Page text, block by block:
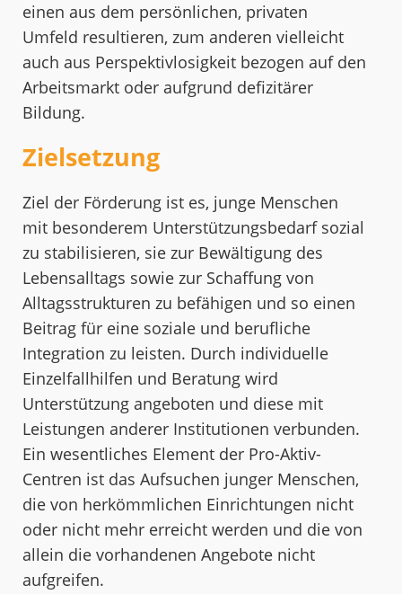
einen aus dem persönlichen, privaten
Umfeld resultieren, zum anderen vielleicht
auch aus Perspektivlosigkeit bezogen auf den
Arbeitsmarkt oder aufgrund defizitärer
Bildung.
Zielsetzung
Ziel der Förderung ist es, junge Menschen
mit besonderem Unterstützungsbedarf sozial
zu stabilisieren, sie zur Bewältigung des
Lebensalltags sowie zur Schaffung von
Alltagsstrukturen zu befähigen und so einen
Beitrag für eine soziale und berufliche
Integration zu leisten. Durch individuelle
Einzelfallhilfen und Beratung wird
Unterstützung angeboten und diese mit
Leistungen anderer Institutionen verbunden.
Ein wesentliches Element der Pro-Aktiv-
Centren ist das Aufsuchen junger Menschen,
die von herkömmlichen Einrichtungen nicht
oder nicht mehr erreicht werden und die von
allein die vorhandenen Angebote nicht
aufgreifen.